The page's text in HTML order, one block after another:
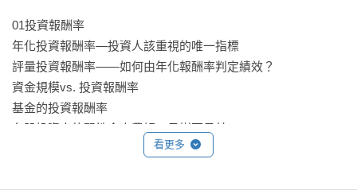
01投資報酬率
年化投資報酬率—投資人該重視的唯一指標
評量投資報酬率――如何由年化報酬率判定績效？
資金規模vs. 投資報酬率
基金的投資報酬率
台股投資人的習性令人費解—見樹不見林
看更多